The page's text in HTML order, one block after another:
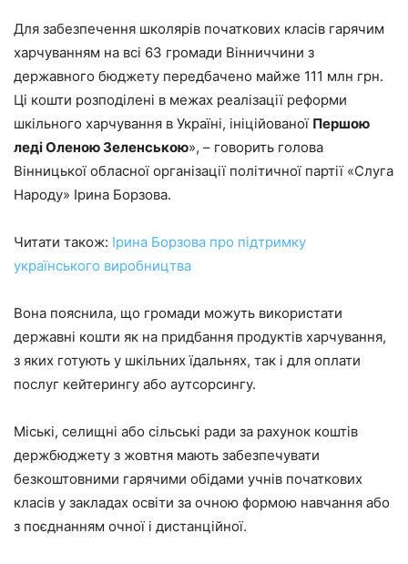
Для забезпечення школярів початкових класів гарячим
харчуванням на всі 63 громади Вінниччини з
державного бюджету передбачено майже 111 млн грн.
Ці кошти розподілені в межах реалізації реформи
шкільного харчування в Україні, ініційованої Першою
леді Оленою Зеленською», – говорить голова
Вінницької обласної організації політичної партії «Слуга
Народу» Ірина Борзова.
Читати також: Ірина Борзова про підтримку
українського виробництва
Вона пояснила, що громади можуть використати
державні кошти як на придбання продуктів харчування,
з яких готують у шкільних їдальнях, так і для оплати
послуг кейтерингу або аутсорсингу.
Міські, селищні або сільські ради за рахунок коштів
держбюджету з жовтня мають забезпечувати
безкоштовними гарячими обідами учнів початкових
класів у закладах освіти за очною формою навчання або
з поєднанням очної і дистанційної.